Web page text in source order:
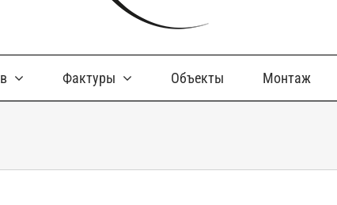
Фактуры Объекты Монтаж